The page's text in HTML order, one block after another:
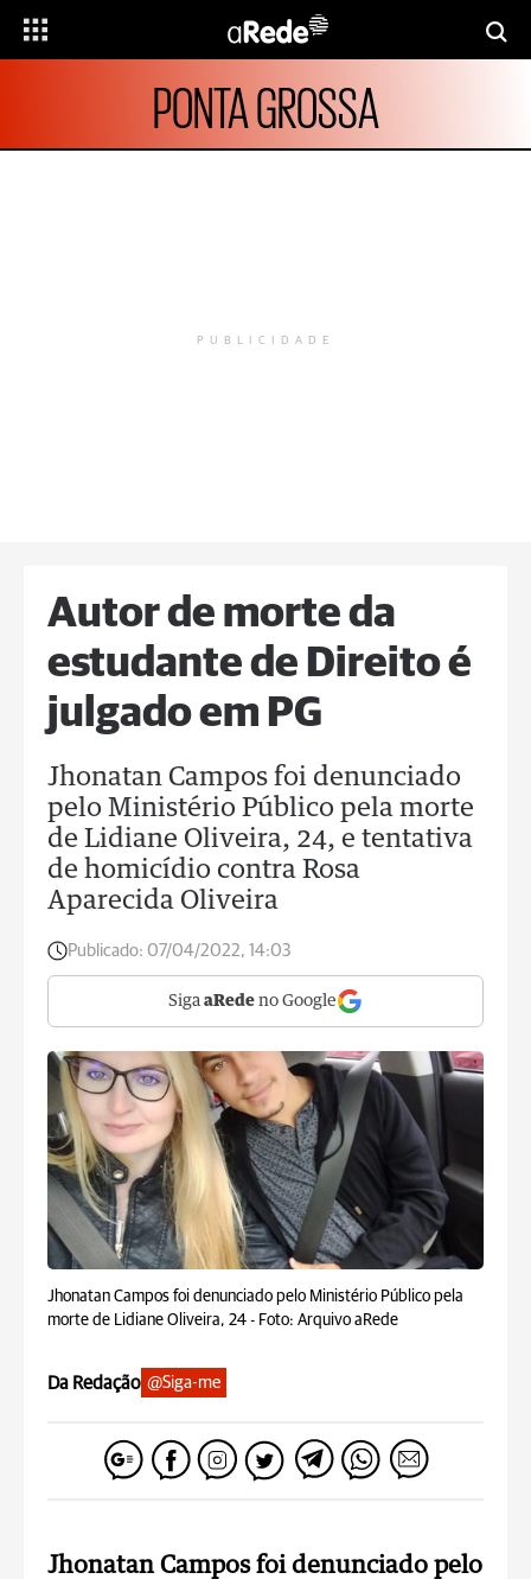
PONTA GROSSA
PUBLICIDADE
Autor de morte da
estudante de Direito é
julgado em PG
Jhonatan Campos foi denunciado
pelo Ministério Público pela morte
de Lidiane Oliveira, 24, e tentativa
de homicídio contra Rosa
Aparecida Oliveira
Publicado: 07/04/2022, 14:03
Siga aRede no Google
Jhonatan Campos foi denunciado pelo Ministério Público pela
morte de Lidiane Oliveira, 24 - Foto: Arquivo aRede
Da Redação @Siga-me
Jhonatan Campos foi denunciado pelo